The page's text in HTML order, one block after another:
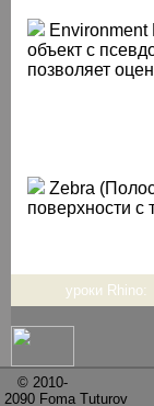
объект с
позволяет
Zebra
поверхности с
Points From
координат
для оценки
уроки Rhino:
© 2010-
2090 Foma Tuturov